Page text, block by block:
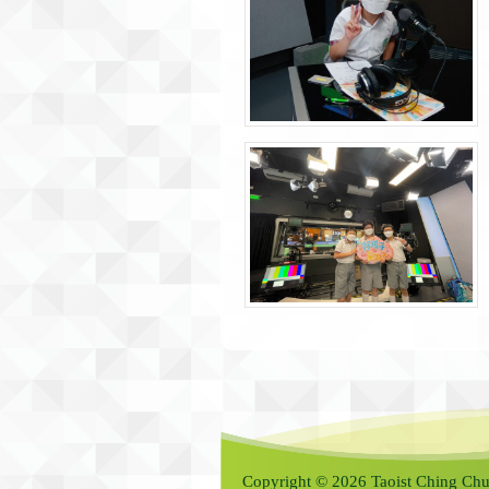
Copyright © 2026 Taoist Ching